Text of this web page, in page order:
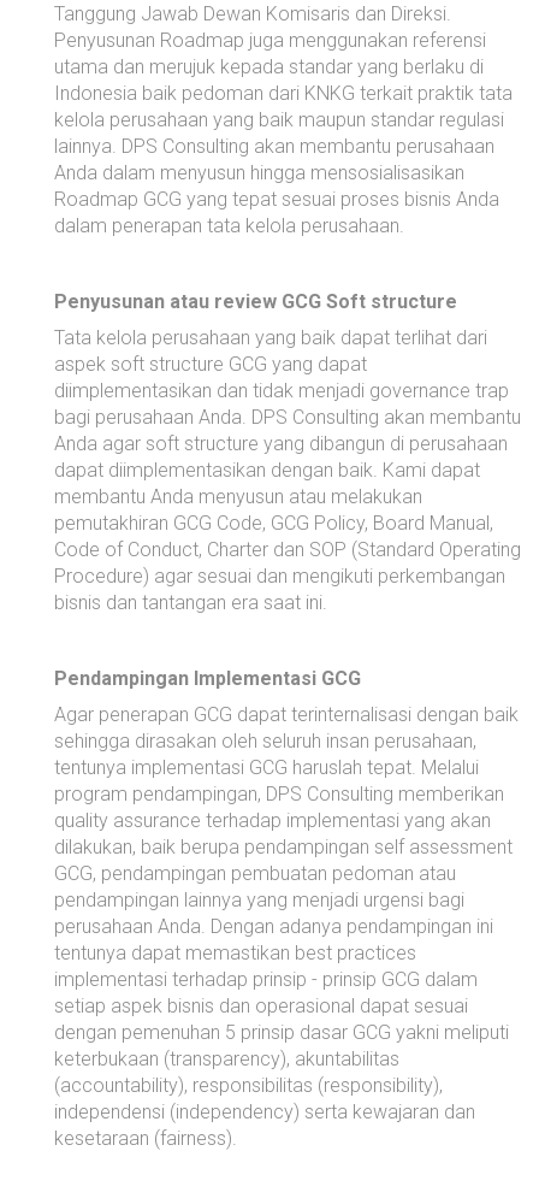
Tanggung Jawab Dewan Komisaris dan Direksi.
Penyusunan Roadmap juga menggunakan referensi
utama dan merujuk kepada standar yang berlaku di
Indonesia baik pedoman dari KNKG terkait praktik tata
kelola perusahaan yang baik maupun standar regulasi
lainnya. DPS Consulting akan membantu perusahaan
Anda dalam menyusun hingga mensosialisasikan
Roadmap GCG yang tepat sesuai proses bisnis Anda
dalam penerapan tata kelola perusahaan.
Penyusunan atau review GCG Soft structure
Tata kelola perusahaan yang baik dapat terlihat dari
aspek soft structure GCG yang dapat
diimplementasikan dan tidak menjadi governance trap
bagi perusahaan Anda. DPS Consulting akan membantu
Anda agar soft structure yang dibangun di perusahaan
dapat diimplementasikan dengan baik. Kami dapat
membantu Anda menyusun atau melakukan
pemutakhiran GCG Code, GCG Policy, Board Manual,
Code of Conduct, Charter dan SOP (Standard Operating
Procedure) agar sesuai dan mengikuti perkembangan
bisnis dan tantangan era saat ini.
Pendampingan Implementasi GCG
Agar penerapan GCG dapat terinternalisasi dengan baik
sehingga dirasakan oleh seluruh insan perusahaan,
tentunya implementasi GCG haruslah tepat. Melalui
program pendampingan, DPS Consulting memberikan
quality assurance terhadap implementasi yang akan
dilakukan, baik berupa pendampingan self assessment
GCG, pendampingan pembuatan pedoman atau
pendampingan lainnya yang menjadi urgensi bagi
perusahaan Anda. Dengan adanya pendampingan ini
tentunya dapat memastikan best practices
implementasi terhadap prinsip - prinsip GCG dalam
setiap aspek bisnis dan operasional dapat sesuai
dengan pemenuhan 5 prinsip dasar GCG yakni meliputi
keterbukaan (transparency), akuntabilitas
(accountability), responsibilitas (responsibility),
independensi (independency) serta kewajaran dan
kesetaraan (fairness).